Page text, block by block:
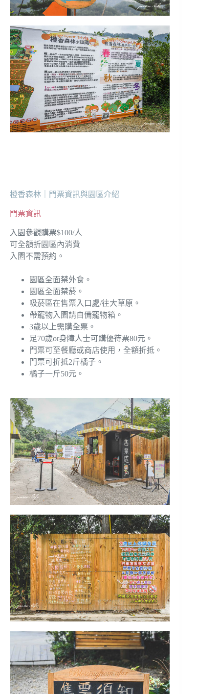
橙香森林｜門票資訊與園區介紹
門票資訊
入園參觀購票$100/人
可全額折園區內消費
入園不需預約。
園區全面禁外食。
園區全面禁菸。
吸菸區在售票入口處/往大草原。
帶寵物入園請自備寵物箱。
3歲以上需購全票。
足70歲or身障人士可購優待票80元。
門票可至餐廳或商店使用，全額折抵。
門票可折抵2斤橘子。
橘子一斤50元。